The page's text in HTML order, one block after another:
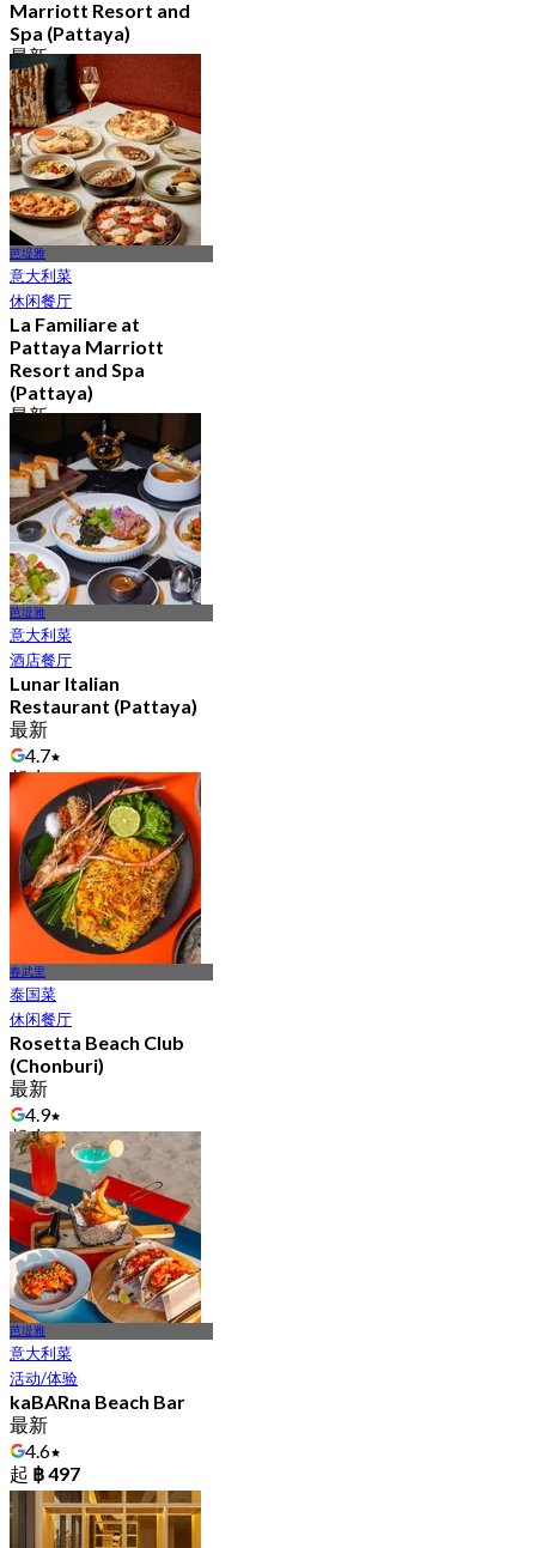
Marriott Resort and
Spa (Pattaya)
最新
4.9
起฿ 595
芭堤雅
意大利菜
休闲餐厅
La Familiare at
Pattaya Marriott
Resort and Spa
(Pattaya)
最新
起฿ 445
芭堤雅
意大利菜
酒店餐厅
Lunar Italian
Restaurant (Pattaya)
最新
4.7
起฿ 863
春武里
泰国菜
休闲餐厅
Rosetta Beach Club
(Chonburi)
最新
4.9
起฿ 460
芭堤雅
意大利菜
活动/体验
kaBARna Beach Bar
最新
4.6
起 ฿ 497